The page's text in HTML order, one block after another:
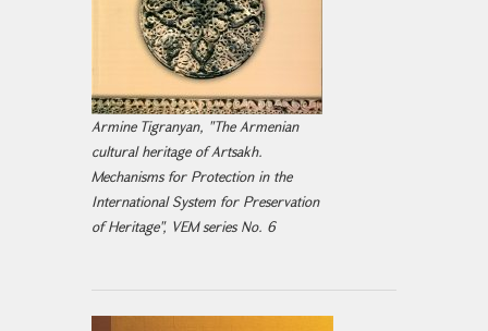
Armine Tigranyan, "The Armenian
cultural heritage of Artsakh.
Mechanisms for Protection in the
International System for Preservation
of Heritage", VEM series No. 6